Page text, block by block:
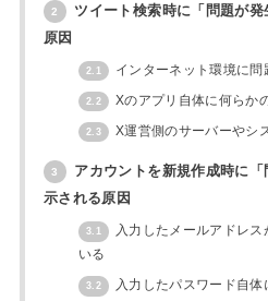
2
ツイート検索時に「問題が
原因
2.1 インターネット環境に問
2.2 Xのアプリ自体に何らか
2.3 X運営側のサーバーやシ
3
アカウントを新規作成時に
示される原因
3.1
入力したメールアドレ
いる
3.2 入力したパスワード自体